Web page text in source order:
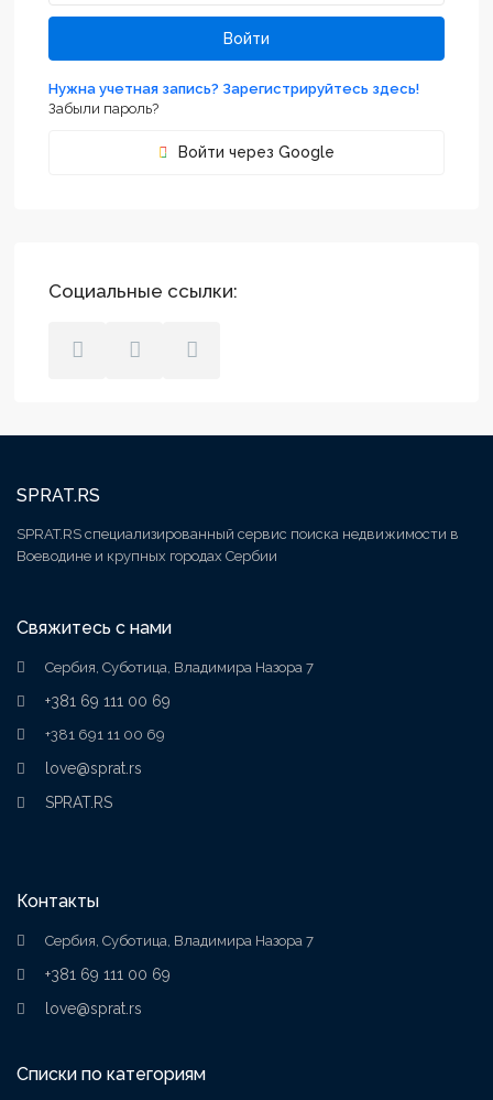
Войти
Нужна учетная запись? Зарегистрируйтесь здесь!
Забыли пароль?
Войти через Google
Социальные ссылки:
SPRAT.RS
SPRAT.RS специализированный сервис поиска недвижимости в
Воеводине и крупных городах Сербии
Свяжитесь с нами
Сербия, Суботица, Владимира Назора 7
+381 69 111 00 69
+381 691 11 00 69
love@sprat.rs
SPRAT.RS
Контакты
Сербия, Суботица, Владимира Назора 7
+381 69 111 00 69
love@sprat.rs
Списки по категориям